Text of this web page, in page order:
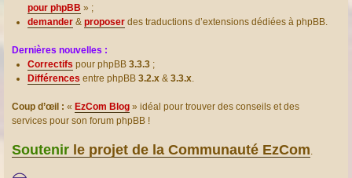
pour phpBB » ;
demander & proposer des traductions d’extensions dédiées à phpBB.
Dernières nouvelles :
Correctifs pour phpBB 3.3.3 ;
Différences entre phpBB 3.2.x & 3.3.x.
Coup d’œil : « EzCom Blog » idéal pour trouver des conseils et des
services pour son forum phpBB !
Soutenir le projet de la Communauté EzCom.